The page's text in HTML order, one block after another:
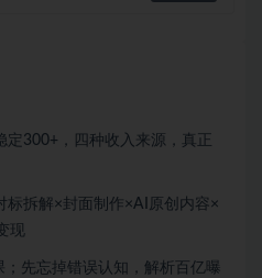
300+，四种收入来源，真正
标拆解×封面制作×AI原创内容×
现
先忘掉错误认知，解析百亿曝